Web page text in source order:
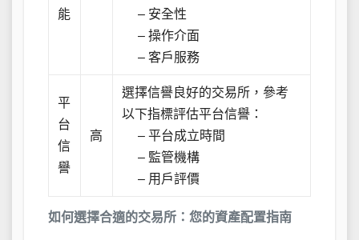
如何選擇合適的交易所：您的資產配置指南
能
– 安全性
– 操作介面
– 客戶服務
平
台
信
譽
高
選擇信譽良好的交易所，參考
以下指標評估平台信譽：
– 平台成立時間
– 監管機構
– 用戶評價